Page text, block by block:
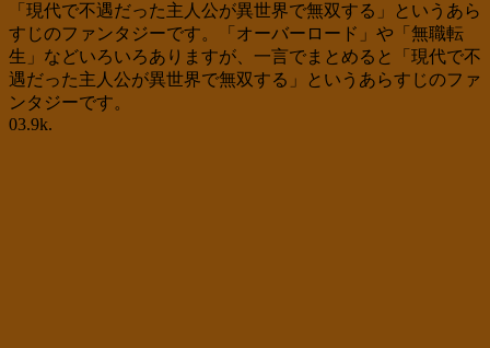
「現代で不遇だった主人公が異世界で無双する」というあら
すじのファンタジーです。「オーバーロード」や「無職転
生」などいろいろありますが、一言でまとめると「現代で不
遇だった主人公が異世界で無双する」というあらすじのファ
ンタジーです。
03.9k.